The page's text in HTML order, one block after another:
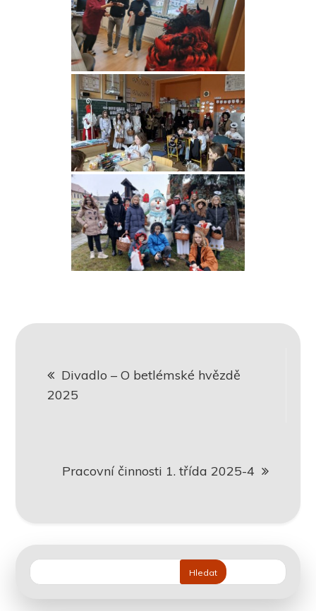
proDivadlo – O betlémské hvězdě
2025
Pracovní činnosti 1. třída 2025-4
Hledat